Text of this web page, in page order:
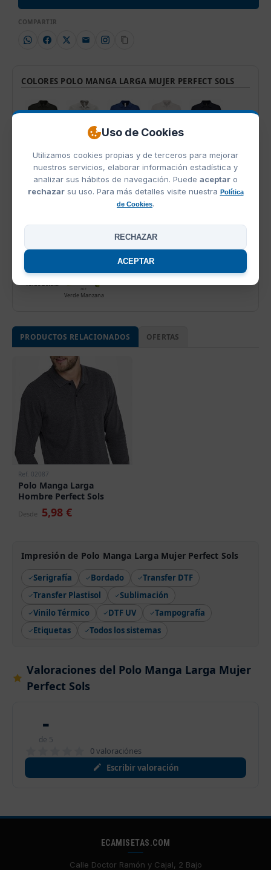
Uso de Cookies
Utilizamos cookies propias y de terceros para mejorar
nuestros servicios, elaborar información estadística y
analizar sus hábitos de navegación. Puede aceptar o
rechazarsu uso. Para más detalles visite nuestra Política
de Cookies.
RECHAZAR
ACEPTAR
COMPARTIR
COLORES POLO MANGA LARGA MUJER PERFECT SOLS
Antracita Mezcla Ash Azul Royal Blanco French Marino
Gris Mezcla Naranja Negro Oxblood Jaspeado
Verde Botella
Verde Manzana
PRODUCTOS RELACIONADOS OFERTAS
Ref. 02087
Polo Manga Larga
Hombre Perfect Sols
Desde 5,98 €
Impresión de Polo Manga Larga Mujer Perfect Sols
Serigrafía Bordado
Transfer DTF
Transfer Plastisol
Sublimación
Vinilo Térmico
DTF UV
Tampografía
Etiquetas
Todos los sistemas
Valoraciones del Polo Manga Larga Mujer
Perfect Sols
-
de 5
0 valoraciónes
Escribir valoración
ECAMISETAS.COM
Calle Doctor Ramón y Cajal, 2 Bajo